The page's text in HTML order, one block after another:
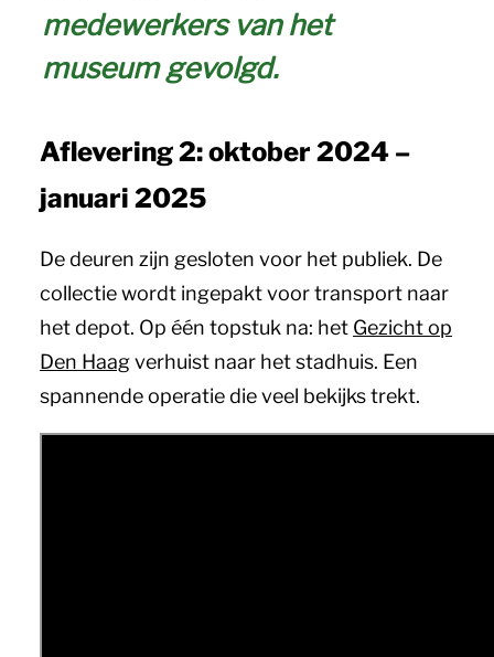
medewerkers van het
museum gevolgd.
Aflevering 2: oktober 2024 –
januari 2025
De deuren zijn gesloten voor het publiek. De
collectie wordt ingepakt voor transport naar
het depot. Op één topstuk na: het Gezicht op
Den Haagverhuist naar het stadhuis. Een
spannende operatie die veel bekijks trekt.